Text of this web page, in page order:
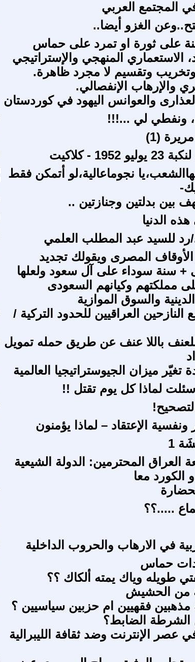
في المجتمع العربي
الغزو أيضا..
على ثورة او تمرد على حماس
الاستعماري المنهجي والإستراتيجي
وتخريب وتقسيم لا مجرد ظاهرة.
والإرهاب الإنفصالي.
والعوانس اليهود في كوردستان
ونفطي لي ...!!!
(1)
- كلاكيت
نجوماعالية،لو أتمكن فقط
بين بدلتين وجنازتين ..
الدنيا
رد للسيد عبد المطلب العلمي
الأوقاف المصرى ويقولك تجديد
+ سنة سوداء على آل سعود ولعلها
مملكتهم وكيانهم السعودى
والسوق الموازية
العراقيين للحدود التركية /
باللا عنف عن طريق حمله تمويل
تغيّر ميزان الجيوستراتيجيا العالمية
سئلت لماذا كل يوم تقتل !!
الإعتقاد – لماذا يؤمنون
1
العراق المحترمين: الدولة الشيعية
الكورد معا
.....؟؟
في الارهاب والحروب الداخلية
حماس
طويله وياك يمته ألكاك ؟؟
من الحشيش
مذهبين فقهيين ام حزبين سياسيين ؟
الشرطة الضابط؟
في عصر الإنترنت وضد ثقافة الليبرالية